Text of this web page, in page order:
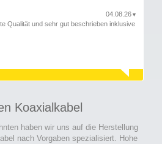
04.08.26 ▼
Qualität und sehr gut beschrieben inklusive
Koaxialkabel
haben wir uns auf die Herstellung
nach Vorgaben spezialisiert. Hohe